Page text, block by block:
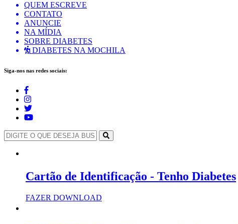
QUEM ESCREVE
CONTATO
ANUNCIE
NA MÍDIA
SOBRE DIABETES
DIABETES NA MOCHILA
Siga-nos nas redes sociais:
Cartão de Identificação - Tenho Diabetes
FAZER DOWNLOAD